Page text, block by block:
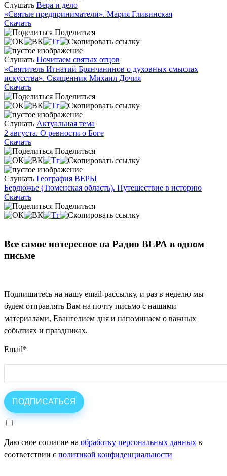
Слушать Вера и дело
«Святые предприниматели». Мария Гливинская
Скачать
Поделиться
Слушать Почитаем святых отцов
«Святитель Игнатий Брянчанинов о духовных смыслах
искусства». Священник Михаил Дочия
Скачать
Поделиться
Слушать Актуальная тема
2 августа. О ревности о Боге
Скачать
Поделиться
Слушать География ВЕРЫ
Бердюжье (Тюменская область). Путешествие в историю
Скачать
Поделиться
Все самое интересное на Радио ВЕРА в одном
письме
Подпишитесь на нашу email-рассылку, и раз в неделю мы
будем отправлять Вам на почту письмо с нашими
материалами, Евангелием дня и напоминаем о важных
событиях и праздниках.
Email*
Даю свое согласие на обработку персональных данных в
соответствии с политикой конфиденциальности